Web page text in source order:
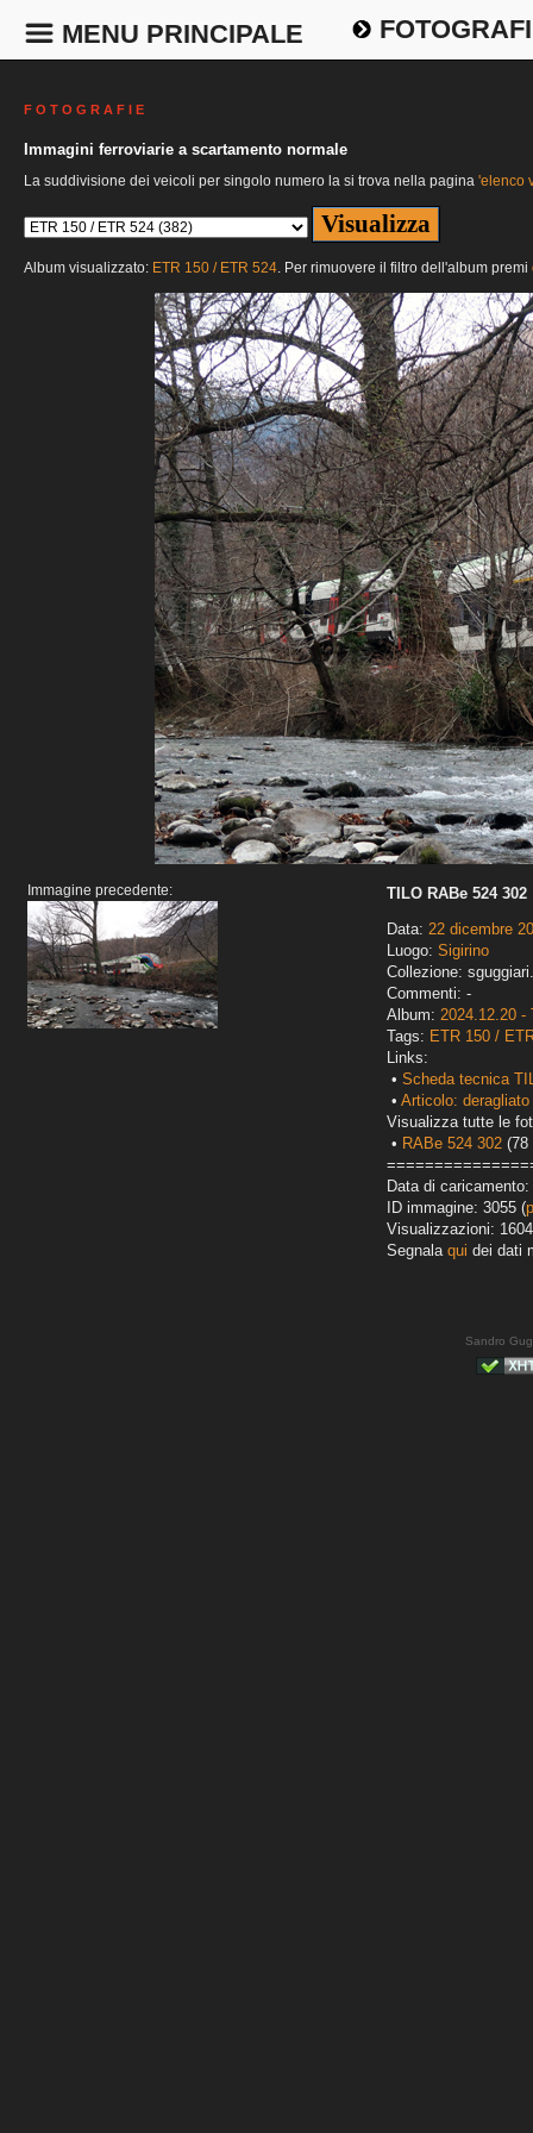
MENU PRINCIPALE
F O T O G R A F I E
Immagini ferroviarie a scartamento normale
La suddivisione dei veicoli per singolo numero la si trova nella pagina 'elenco
Album visualizzato: ETR 150 / ETR 524. Per rimuovere il filtro dell'album premi
Immagine precedente:
TILO RABe 524 302
Data: 22 dicembre
Luogo: Sigirino
Collezione:
Commenti: -
Album: 2024.12.20 -
Tags: ETR 150 /
Links:
• Scheda tecnica
• Articolo:
Visualizza tutte le
• RABe 524 302 (78
Data di
ID immagine: 3055 (
Visualizzazioni: 1604
Segnala qui dei dati
Sandro